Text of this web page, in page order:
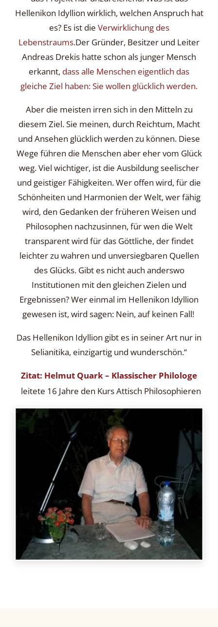
Hellenikon Idyllion wirklich, welchen Anspruch hat
es? Es ist die Verwirklichung des
Lebenstraums.Der Gründer, Besitzer und Leiter
Andreas Drekis hatte schon als junger Mensch
erkannt, dass alle Menschen eigentlich das
gleiche Ziel haben: Sie wollen glücklich werden.
Aber die meisten irren sich in den Mitteln zu
diesem Ziel. Sie meinen, durch Reichtum, Macht
und Ansehen glücklich werden zu können. Diese
Wege führen die Menschen aber eher vom Glück
weg. Viel wichtiger, ist die Ausbildung seelischer
und geistiger Fähigkeiten. Wer offen wird, für die
Schönheiten und Harmonien der Welt, wer fähig
wird, den Gedanken der früheren Weisen und
Philosophen nachzusinnen, für wen die Welt
transparent wird für das Göttliche, der findet
leichter zu wahren und unversiegbaren Quellen
des Glücks. Gibt es nicht auch anderswo
Institutionen mit den gleichen Zielen und
Ergebnissen? Wer einmal im Hellenikon Idyllion
gewesen ist, wird sagen: Nein, auf keinen Fall!
Das Hellenikon Idyllion gibt es in seiner Art nur in
Selianitika, einzigartig und wunderschön.“
Zitat: Helmut Quark – Klassischer Philologe
leitete 16 Jahre den Kurs Attisch Philosophieren